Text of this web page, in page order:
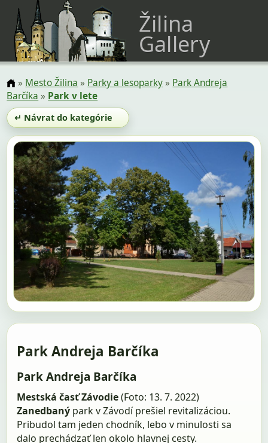
Žilina
Gallery
» Mesto Žilina » Parky a lesoparky» Park Andreja
Barčíka » Park v lete
↵ Návrat do kategórie
Park Andreja Barčíka
Park Andreja Barčíka
Mestská časť Závodie(Foto: 13. 7. 2022)
Zanedbaný park v Závodí prešiel revitalizáciou.
Pribudol tam jeden chodník, lebo v minulosti sa
dalo prechádzať len okolo hlavnej cesty.